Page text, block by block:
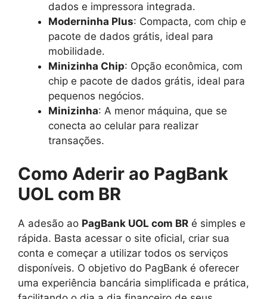
dados e impressora integrada.
Moderninha Plus: Compacta, com chip e
pacote de dados grátis, ideal para
mobilidade.
Minizinha Chip: Opção econômica, com
chip e pacote de dados grátis, ideal para
pequenos negócios.
Minizinha: A menor máquina, que se
conecta ao celular para realizar
transações.
Como Aderir ao PagBank
UOL com BR
A adesão ao PagBank UOL com BR é simples e
rápida. Basta acessar o site oficial, criar sua
conta e começar a utilizar todos os serviços
disponíveis. O objetivo do PagBank é oferecer
uma experiência bancária simplificada e prática,